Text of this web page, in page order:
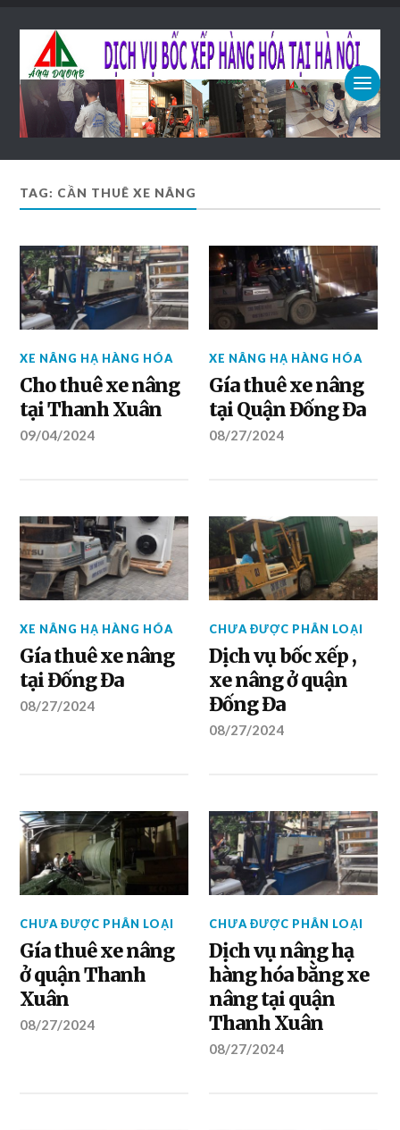
TAG: CẦN THUÊ XE NÂNG
XE NÂNG HẠ HÀNG HÓA
Cho thuê xe nâng
tại Thanh Xuân
09/04/2024
XE NÂNG HẠ HÀNG HÓA
Gía thuê xe nâng
tại Quận Đống Đa
08/27/2024
XE NÂNG HẠ HÀNG HÓA
Gía thuê xe nâng
tại Đống Đa
08/27/2024
CHƯA ĐƯỢC PHÂN LOẠI
Dịch vụ bốc xếp ,
xe nâng ở quận
Đống Đa
08/27/2024
CHƯA ĐƯỢC PHÂN LOẠI
Gía thuê xe nâng
ở quận Thanh
Xuân
08/27/2024
CHƯA ĐƯỢC PHÂN LOẠI
Dịch vụ nâng hạ
hàng hóa bằng xe
nâng tại quận
Thanh Xuân
08/27/2024